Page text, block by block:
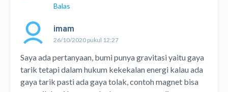
Balas
imam
26/10/2020 pukul 12:27
Saya ada pertanyaan, bumi punya gravitasi yaitu gaya
tarik tetapi dalam hukum kekekalan energi kalau ada
gaya tarik pasti ada gaya tolak, contoh magnet bisa